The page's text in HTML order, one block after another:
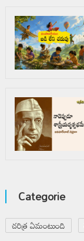
Categorie
చరిత్ర ఏమంటుంది